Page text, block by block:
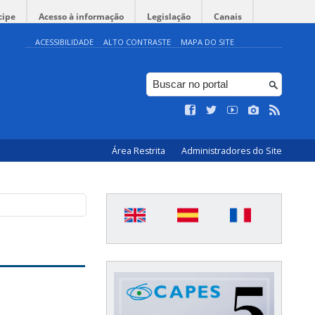
Acesso à informação Legislação Canais
ACESSIBILIDADE ALTO CONTRASTE MAPA DO SITE
Área Restrita Administradores do Site